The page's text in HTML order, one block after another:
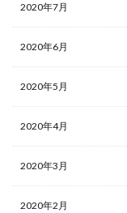
2020年7月
2020年6月
2020年5月
2020年4月
2020年3月
2020年2月